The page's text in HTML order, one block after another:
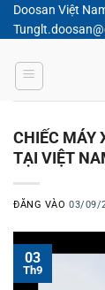
Bỏ
qua
dung
Doosan Việt
CHIẾC MÁY
TẠI VIỆT
ĐĂNG VÀO03/09/
03
Th9